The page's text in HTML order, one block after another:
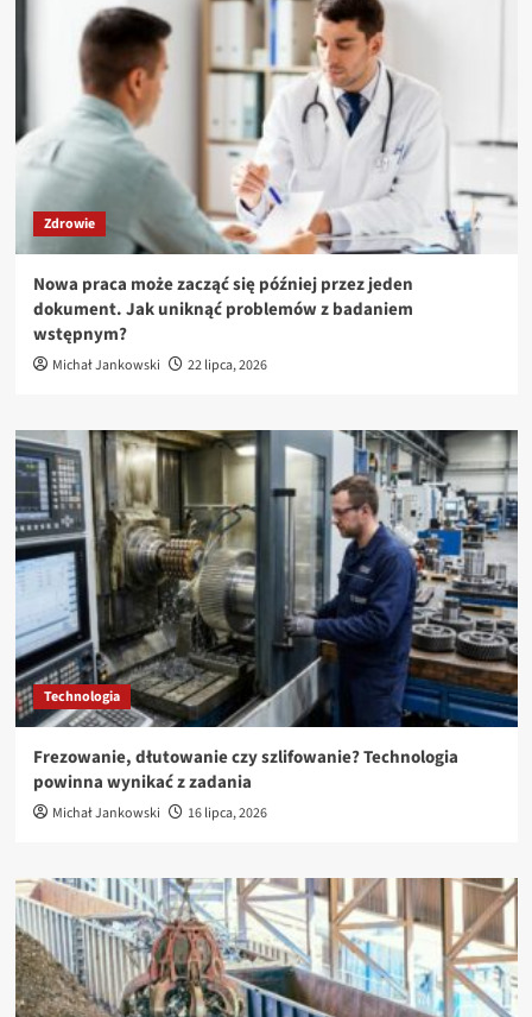
Zdrowie
Nowa praca może zacząć się później przez jeden
dokument. Jak uniknąć problemów z badaniem
wstępnym?
Michał Jankowski 22 lipca, 2026
Technologia
Frezowanie, dłutowanie czy szlifowanie? Technologia
powinna wynikać z zadania
Michał Jankowski 16 lipca, 2026